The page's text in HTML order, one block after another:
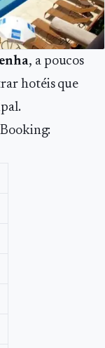
, a poucos
hotéis que
Booking: